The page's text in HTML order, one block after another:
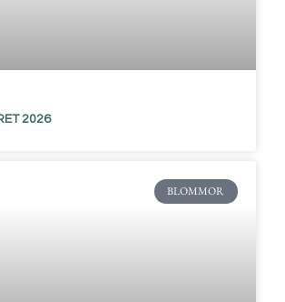
2026
BLOMMOR